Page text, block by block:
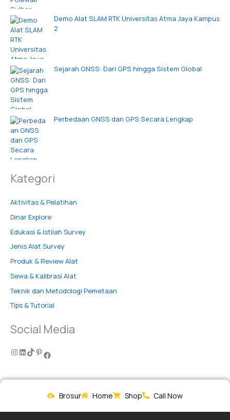
Demo Alat SLAM RTK Universitas Atma Jaya Kampus
2
Sejarah GNSS: Dari GPS hingga Sistem Global
Perbedaan GNSS dan GPS Secara Lengkap
Kategori
Aktivitas & Pelatihan
Dinar Explore
Edukasi & Istilah Survey
Jenis Alat Survey
Produk & Review Alat
Sewa & Kalibrasi Alat
Teknik dan Metodologi Pemetaan
Tips & Tutorial
Social Media
Brosur Home Shop Call Now